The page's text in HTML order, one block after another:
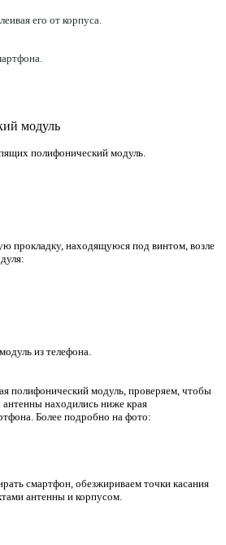
его от корпуса.
модуль
полифонический модуль.
прокладку, находящуюся под винтом, возле
из телефона.
полифонический модуль, проверяем, чтобы
находились ниже края
Более подробно на фото:
смартфон, обезжириваем точки касания
антенны и корпусом.